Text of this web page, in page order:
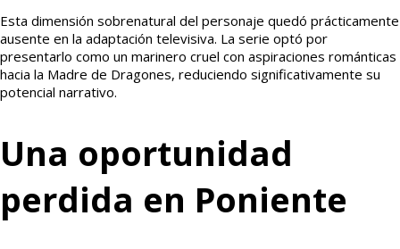
Esta dimensión sobrenatural del personaje quedó prácticamente
ausente en la adaptación televisiva. La serie optó por
presentarlo como un marinero cruel con aspiraciones románticas
hacia la Madre de Dragones, reduciendo significativamente su
potencial narrativo.
Una oportunidad
perdida en Poniente